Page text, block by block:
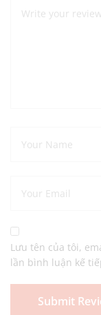
Lưu tên của tôi,
lần bình luận kế